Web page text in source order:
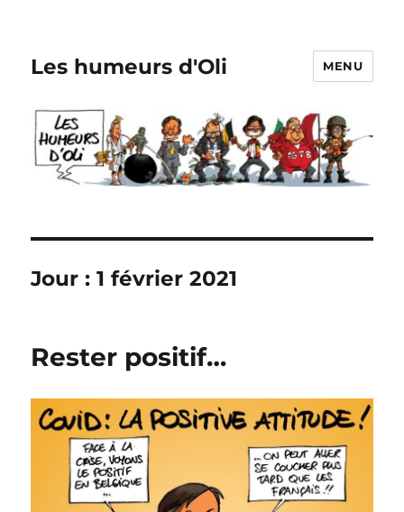
Les humeurs d'Oli MENU
Jour :1 février 2021
Rester positif…